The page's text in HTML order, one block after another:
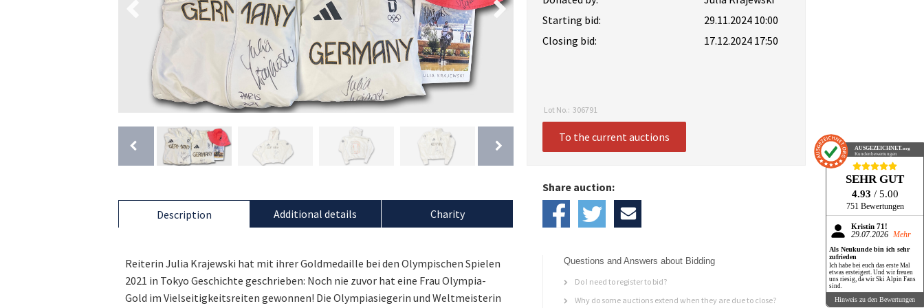
Starting bid:
29.11.2024 10:00
Closing bid:
17.12.2024 17:50
Lot No.: 306791
To the current auctions
Description
Reiterin Julia Krajewski hat mit ihrer Goldmedaille bei den Olympischen Spielen
2021 in Tokyo Geschichte geschrieben: Noch nie zuvor hat eine Frau Olympia-
Gold im Vielseitigkeitsreiten gewonnen! Die Olympiasiegerin und Weltmeisterin
Additional details Charity
Share auction:
Questions and Answers about Bidding
Do I need to register to bid?
Why do some auctions extend when they are due to close?
AUSGEZEICHNET.org
Kundenbewertungen
SEHR GUT
4.93 / 5.00
751 Bewertungen
Kristin 71!
29.07.2026 Mehr
Als Neukunde bin ich sehr
zufrieden
Ich habe bei euch das erste Mal
etwas ersteigert. Und wir freuen
uns riesig, da wir Ski Alpin Fans
sind.
Hinweis zu den Bewertungen